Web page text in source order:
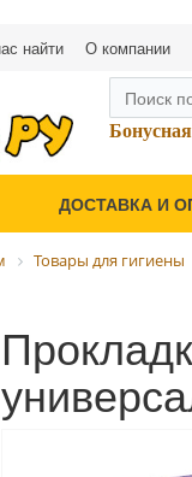
найти О компании
ДОСТАВКА И
Товары для гигиены